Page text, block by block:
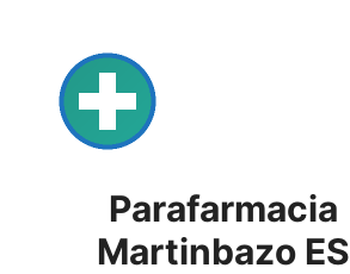
content
Parafarmacia
Martinbazo ES